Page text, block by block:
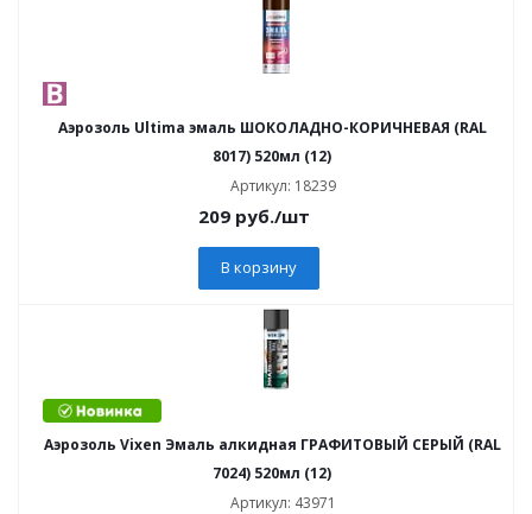
Аэрозоль Ultima эмаль ШОКОЛАДНО-КОРИЧНЕВАЯ (RAL
8017) 520мл (12)
Артикул: 18239
209 руб./шт
В корзину
Аэрозоль Vixen Эмаль алкидная ГРАФИТОВЫЙ СЕРЫЙ (RAL
7024) 520мл (12)
Артикул: 43971